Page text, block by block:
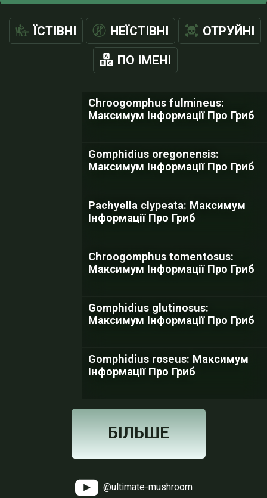
ЇСТІВНІ НЕЇСТІВНІ ОТРУЙНІ
ПО ІМЕНІ
Chroogomphus fulmineus:
Максимум Інформації Про Гриб
Gomphidius oregonensis:
Максимум Інформації Про Гриб
Pachyella clypeata: Максимум
Інформації Про Гриб
Chroogomphus tomentosus:
Максимум Інформації Про Гриб
Gomphidius glutinosus:
Максимум Інформації Про Гриб
Gomphidius roseus: Максимум
Інформації Про Гриб
БІЛЬШЕ
@ultimate-mushroom